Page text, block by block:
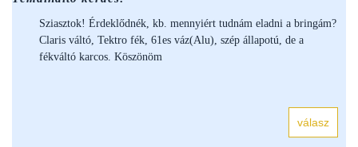
Sziasztok! Érdeklődnék, kb. mennyiért tudnám eladni a bringám?
Claris váltó, Tektro fék, 61es váz(Alu), szép állapotú, de a
fékváltó karcos. Köszönöm